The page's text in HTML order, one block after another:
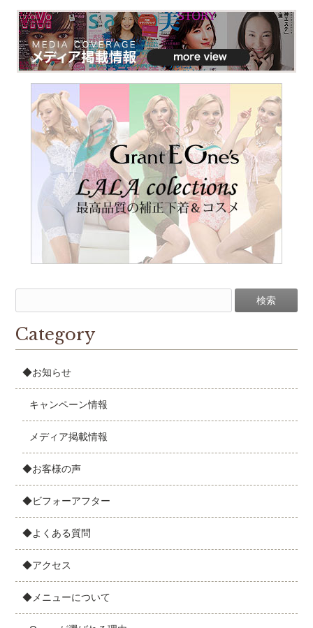
Category
◆お知らせ
キャンペーン情報
メディア掲載情報
◆お客様の声
◆ビフォーアフター
◆よくある質問
◆アクセス
◆メニューについて